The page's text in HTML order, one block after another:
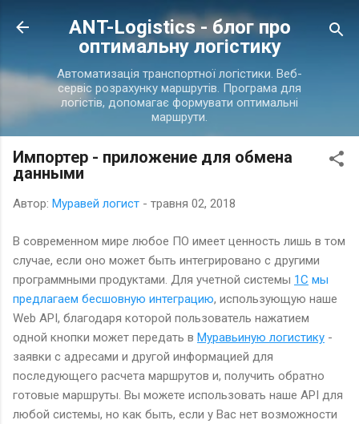
Перейти до основного вмісту
ANT-Logistics - блог про
оптимальну логістику
Автоматизація транспортної логістики. Веб-
сервіс розрахунку маршрутів. Програма для
логістів, допомагає формувати оптимальні
маршрути.
Импортер - приложение для обмена
данными
Автор: Муравей логист - травня 02, 2018
В современном мире любое ПО имеет ценность лишь в том
случае, если оно может быть интегрировано с другими
программными продуктами. Для учетной системы 1С мы
предлагаем бесшовную интеграцию, использующую наше
Web API, благодаря которой пользователь нажатием
одной кнопки может передать в Муравьиную логистику -
заявки с адресами и другой информацией для
последующего расчета маршрутов и, получить обратно
готовые маршруты. Вы можете использовать наше API для
любой системы, но как быть, если у Вас нет возможности